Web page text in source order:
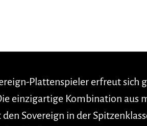
Plattenspieler erfreut
einzigartige Kombination aus
Sovereign in der